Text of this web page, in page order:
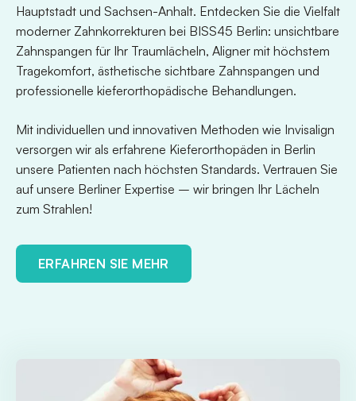
Hauptstadt und Sachsen-Anhalt. Entdecken Sie die Vielfalt
moderner Zahnkorrekturen bei BISS45 Berlin: unsichtbare
Zahnspangen für Ihr Traumlächeln, Aligner mit höchstem
Tragekomfort, ästhetische sichtbare Zahnspangen und
professionelle kieferorthopädische Behandlungen.
Mit individuellen und innovativen Methoden wie Invisalign
versorgen wir als erfahrene Kieferorthopäden in Berlin
unsere Patienten nach höchsten Standards. Vertrauen Sie
auf unsere Berliner Expertise – wir bringen Ihr Lächeln
zum Strahlen!
ERFAHREN SIE MEHR